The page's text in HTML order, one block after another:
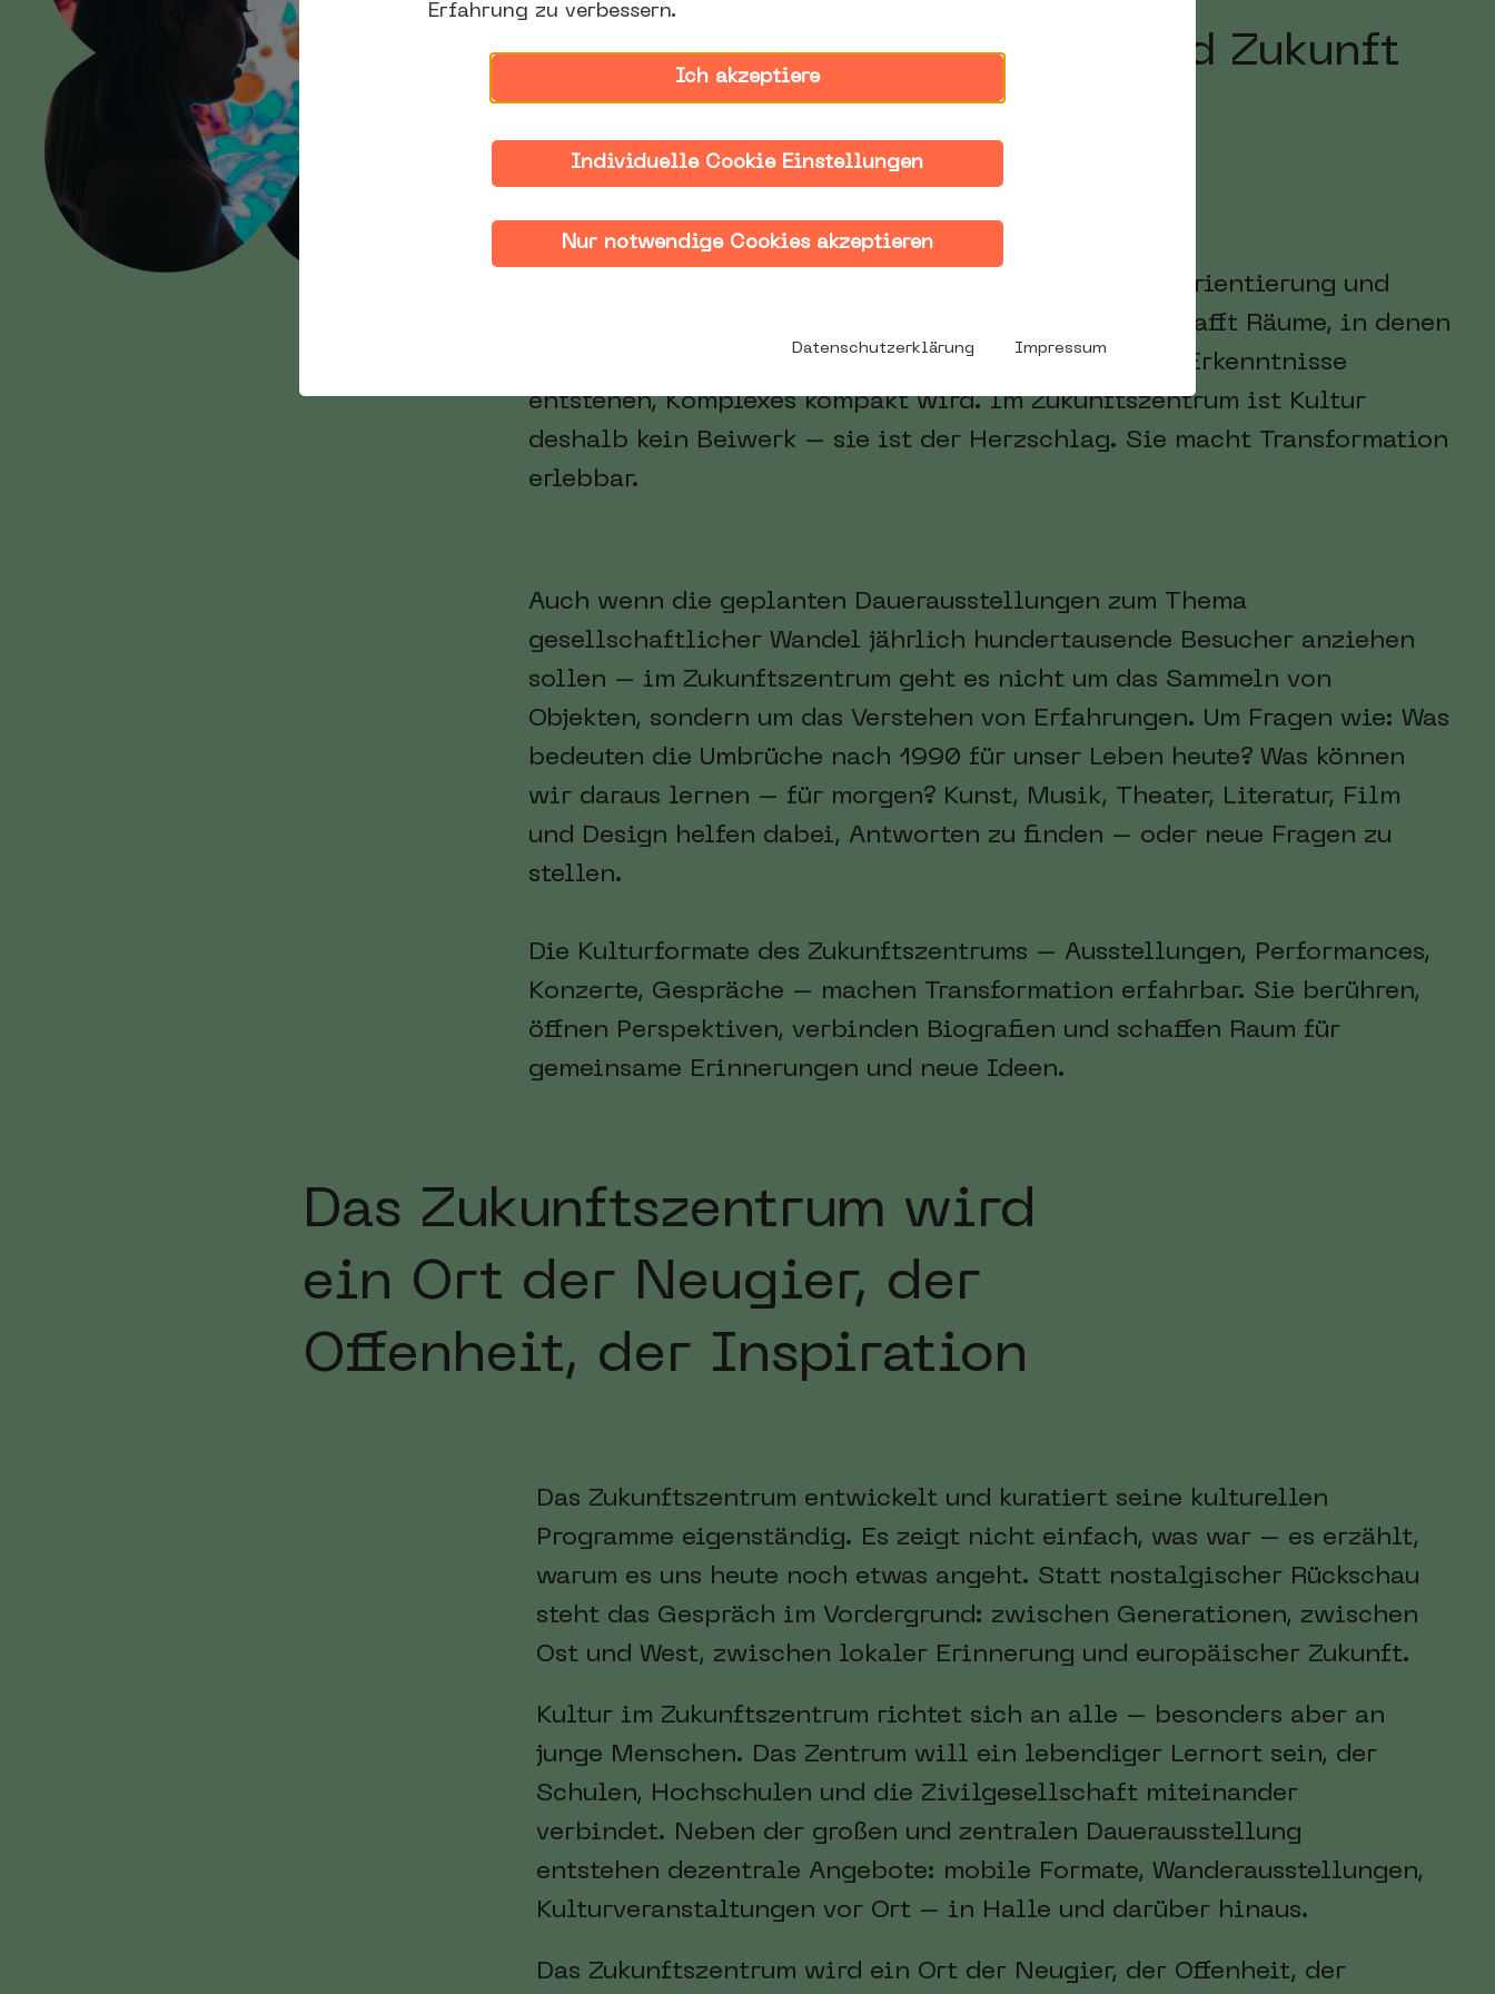
Erfahrung zu verbessern.
Ich akzeptiere
Individuelle Cookie Einstellungen
Nur notwendige Cookies akzeptieren
Datenschutzerklärung Impressum
Vergangenheit lebendig – und Zukunft
vorstellbar.
In Zeiten des Wandels suchen viele Menschen nach Orientierung und
Zugehörigkeit. Kultur kann genau das leisten: Sie schafft Räume, in denen
aus Vielfalt Verbundenheit wächst, aus Erfahrungen Erkenntnisse
entstehen, Komplexes kompakt wird. Im Zukunftszentrum ist Kultur
deshalb kein Beiwerk – sie ist der Herzschlag. Sie macht Transformation
erlebbar.
Auch wenn die geplanten Dauerausstellungen zum Thema
gesellschaftlicher Wandel jährlich hundertausende Besucher anziehen
sollen – im Zukunftszentrum geht es nicht um das Sammeln von
Objekten, sondern um das Verstehen von Erfahrungen. Um Fragen wie: Was
bedeuten die Umbrüche nach 1990 für unser Leben heute? Was können
wir daraus lernen – für morgen? Kunst, Musik, Theater, Literatur, Film
und Design helfen dabei, Antworten zu finden – oder neue Fragen zu
stellen.
Die Kulturformate des Zukunftszentrums – Ausstellungen, Performances,
Konzerte, Gespräche – machen Transformation erfahrbar. Sie berühren,
öffnen Perspektiven, verbinden Biografien und schaffen Raum für
gemeinsame Erinnerungen und neue Ideen.
Das Zukunftszentrum wird
ein Ort der Neugier, der
Offenheit, der Inspiration
Das Zukunftszentrum entwickelt und kuratiert seine kulturellen
Programme eigenständig. Es zeigt nicht einfach, was war – es erzählt,
warum es uns heute noch etwas angeht. Statt nostalgischer Rückschau
steht das Gespräch im Vordergrund: zwischen Generationen, zwischen
Ost und West, zwischen lokaler Erinnerung und europäischer Zukunft.
Kultur im Zukunftszentrum richtet sich an alle – besonders aber an
junge Menschen. Das Zentrum will ein lebendiger Lernort sein, der
Schulen, Hochschulen und die Zivilgesellschaft miteinander
verbindet. Neben der großen und zentralen Dauerausstellung
entstehen dezentrale Angebote: mobile Formate, Wanderausstellungen,
Kulturveranstaltungen vor Ort – in Halle und darüber hinaus.
Das Zukunftszentrum wird ein Ort der Neugier, der Offenheit, der